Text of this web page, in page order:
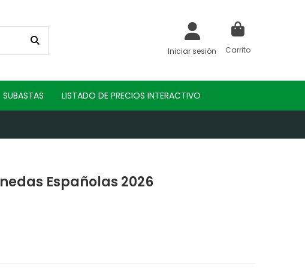
Iniciar sesión Carrito
SUBASTAS LISTADO DE PRECIOS INTERACTIVO
Españolas 2026